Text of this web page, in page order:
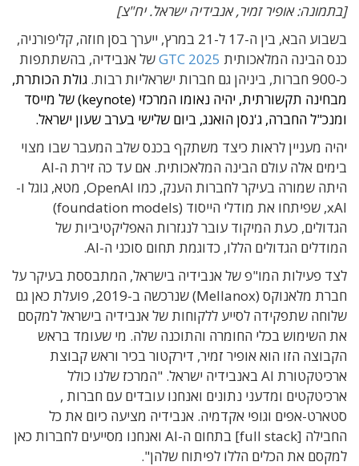
[בתמונה: אופיר זמיר, אנבידיה ישראל. יח"צ]
בשבוע הבא, בין ה-17 ל-21 במרץ, ייערך בסן חוזה, קליפורניה,
כנס הבינה המלאכותית GTC 2025של אנבידיה, בהשתתפות
כ-900 חברות, ביניהן גם חברות ישראליות רבות.
גולת הכותרת,
מבחינה תקשורתית, יהיה נאומו המרכזי (keynote) של מייסד
ומנכ"ל החברה, ג'נסן הואנג, ביום שלישי בערב שעון ישראל.
יהיה מעניין לראות כיצד משתקף בכנס שלב המעבר שבו מצוי
בימים אלה עולם הבינה המלאכותית. אם עד כה זירת ה-AI
היתה שמורה בעיקר לחברות הענק, כמו OpenAI, מטא, גוגל ו-
xAI, שפיתחו את מודלי הייסוד (foundation models)
הגדולים, כעת המיקוד עובר לנגזרות האפליקטיביות של
המודלים הגדולים הללו, כדוגמת תחום סוכני ה-AI.
לצד פעילות המו"פ של אנבידיה בישראל, המתבססת בעיקר על
חברת מלאנוקס (Mellanox) שנרכשה ב-2019, פועלת כאן גם
שלוחה שתפקידה לסייע ללקוחות של אנבידיה בישראל למקסם
את השימוש בכלי החומרה והתוכנה שלה. מי שעומד בראש
הקבוצה הזו הוא אופיר זמיר, דירקטור בכיר וראש קבוצת
ארכיטקטורת AI באנבידיה ישראל. "
המרכז שלנו כולל
ארכיטקטים ומדעני נתונים ואנחנו עובדים עם חברות ,
סטארט-אפים וגופי אקדמיה. אנבידיה מציעה כיום את כל
החבילה [full stack] בתחום ה-AI ואנחנו מסייעים לחברות כאן
למקסם את הכלים הללו לפיתוח שלהן".